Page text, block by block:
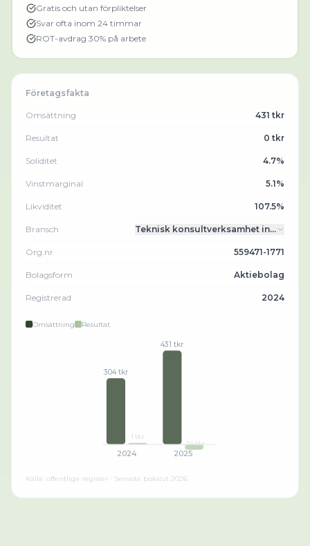
Gratis och utan förpliktelser
Svar ofta inom 24 timmar
ROT-avdrag 30% på arbete
Företagsfakta
Omsättning 431 tkr
Resultat 0 tkr
Soliditet 4.7%
Vinstmarginal 5.1%
Likviditet 107.5%
Bransch Teknisk konsultverksamhet in…
Org.nr 559471-1771
Bolagsform Aktiebolag
Registrerad 2024
Omsättning Resultat
304 tkr
1 tkr
2024
431 tkr
-24 tkr
2025
Källa: offentliga register · Senaste bokslut 2026